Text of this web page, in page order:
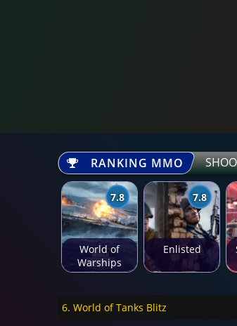
RANKING MMO
7.8
World of
Warships
7.8
Enlisted
6. World of Tanks Blitz